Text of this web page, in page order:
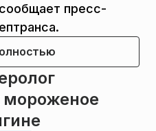
пресс-
мороженое